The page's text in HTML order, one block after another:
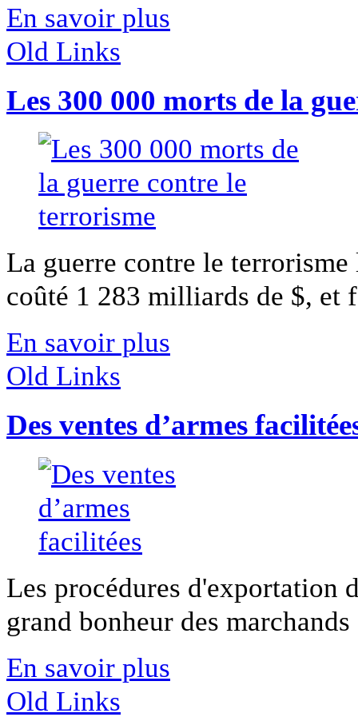
En savoir plus
Old Links
Les 300 000 morts de la
La guerre contre le terrorisme
coûté 1 283 milliards de $, et
En savoir plus
Old Links
Des ventes d’armes
Les procédures d'exportation
grand bonheur des
En savoir plus
Old Links